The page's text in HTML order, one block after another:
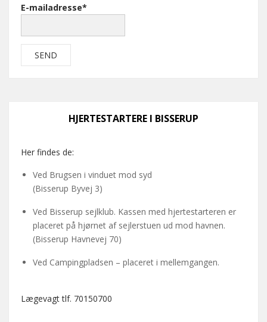
E-mailadresse*
HJERTESTARTERE I BISSERUP
Her findes de:
Ved Brugsen i vinduet mod syd
(Bisserup Byvej 3)
Ved Bisserup sejlklub. Kassen med hjertestarteren er
placeret på hjørnet af sejlerstuen ud mod havnen.
(Bisserup Havnevej 70)
Ved Campingpladsen – placeret i mellemgangen.
Lægevagt tlf. 70150700